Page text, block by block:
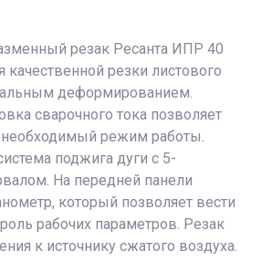
резак Ресанта ИПР 40
качественной резки листового
деформированием.
сварочного тока позволяет
необходимый режим работы.
поджига дуги с 5-
На передней панели
который позволяет вести
рабочих параметров. Резак
к источнику сжатого воздуха.